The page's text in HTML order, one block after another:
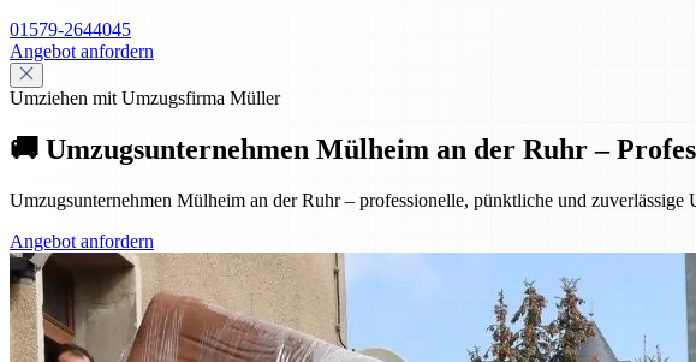
01579-2644045
Angebot anfordern
Umziehen mit Umzugsfirma Müller
🚚 Umzugsunternehmen Mülheim an der Ruhr –
Umzugsunternehmen Mülheim an der Ruhr – professionelle, pünktliche und
Angebot anfordern